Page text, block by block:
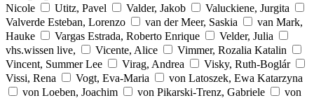
Nicole
Utitz, Pavel Valder, Jakob
Valuckiene, Jurgita
Valverde Esteban, Lorenzo
van der Meer, Saskia
van Mark,
Hauke
Vargas Estrada, Roberto Enrique
Velder, Julia
vhs.wissen live,
Vicente, Alice
Vimmer, Rozalia Katalin
Vincent, Summer Lee
Virag, Andrea
Visky, Ruth-Boglár
Vissi, Rena
Vogt, Eva-Maria
von Latoszek, Ewa Katarzyna
von Loeben, Joachim
von Pikarski-Trenz, Gabriele
von